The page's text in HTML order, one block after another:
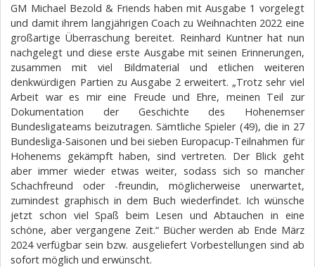
GM Michael Bezold & Friends haben mit Ausgabe 1 vorgelegt
und damit ihrem langjährigen Coach zu Weihnachten 2022 eine
großartige Überraschung bereitet. Reinhard Kuntner hat nun
nachgelegt und diese erste Ausgabe mit seinen Erinnerungen,
zusammen mit viel Bildmaterial und etlichen weiteren
denkwürdigen Partien zu Ausgabe 2 erweitert. „Trotz sehr viel
Arbeit war es mir eine Freude und Ehre, meinen Teil zur
Dokumentation der Geschichte des Hohenemser
Bundesligateams beizutragen. Sämtliche Spieler (49), die in 27
Bundesliga-Saisonen und bei sieben Europacup-Teilnahmen für
Hohenems gekämpft haben, sind vertreten. Der Blick geht
aber immer wieder etwas weiter, sodass sich so mancher
Schachfreund oder -freundin, möglicherweise unerwartet,
zumindest graphisch in dem Buch wiederfindet. Ich wünsche
jetzt schon viel Spaß beim Lesen und Abtauchen in eine
schöne, aber vergangene Zeit.“ Bücher werden ab Ende März
2024 verfügbar sein bzw. ausgeliefert Vorbestellungen sind ab
sofort möglich und erwünscht.